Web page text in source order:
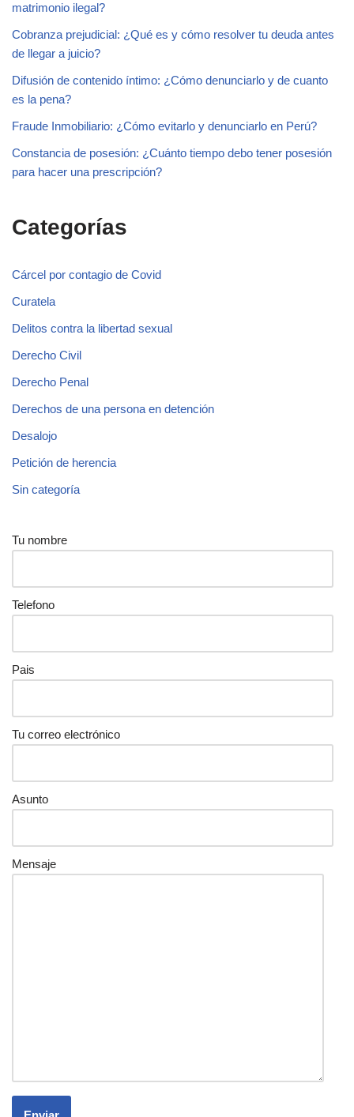
matrimonio ilegal?
Cobranza prejudicial: ¿Qué es y cómo resolver tu deuda antes
de llegar a juicio?
Difusión de contenido íntimo: ¿Cómo denunciarlo y de cuanto
es la pena?
Fraude Inmobiliario: ¿Cómo evitarlo y denunciarlo en Perú?
Constancia de posesión: ¿Cuánto tiempo debo tener posesión
para hacer una prescripción?
Categorías
Cárcel por contagio de Covid
Curatela
Delitos contra la libertad sexual
Derecho Civil
Derecho Penal
Derechos de una persona en detención
Desalojo
Petición de herencia
Sin categoría
Tu nombre
Telefono
Pais
Tu correo electrónico
Asunto
Mensaje